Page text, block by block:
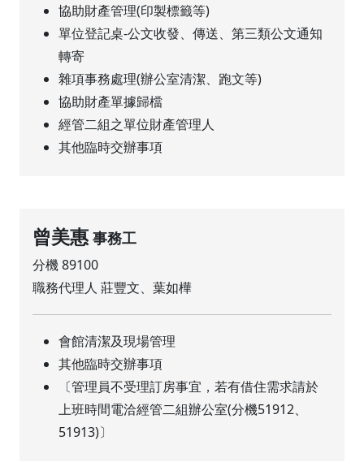
協助財產管理(印製標籤等)
單位登記桌-公文收發、傳送、第三類公文通知
轉寄
雜項事務處理(辦公室清潔、跑文等)
協助財產單據歸檔
經管二組之單位財產管理人
其他臨時交辦事項
曾美惠 事務工
分機 89100
職務代理人 莊豐文、葉如樺
會館清潔及現場管理
其他臨時交辦事項
〔管理員不受理訂房事宜，若有借住需求請於
上班時間電洽經管二組辦公室(分機51912、
51913)〕